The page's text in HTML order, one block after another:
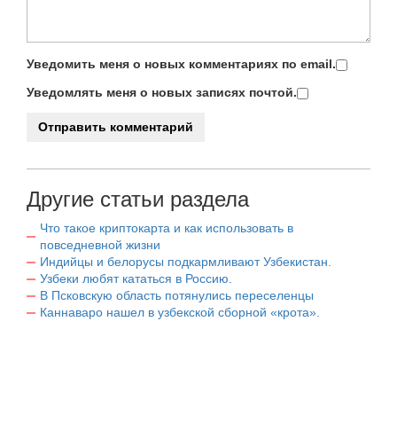
Уведомить меня о новых комментариях по email.
Уведомлять меня о новых записях почтой.
Другие статьи раздела
Что такое криптокарта и как использовать в
повседневной жизни
Индийцы и белорусы подкармливают Узбекистан.
Узбеки любят кататься в Россию.
В Псковскую область потянулись переселенцы
Каннаваро нашел в узбекской сборной «крота».